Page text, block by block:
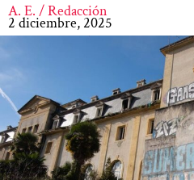
A. E. / Redacción
2 diciembre, 2025